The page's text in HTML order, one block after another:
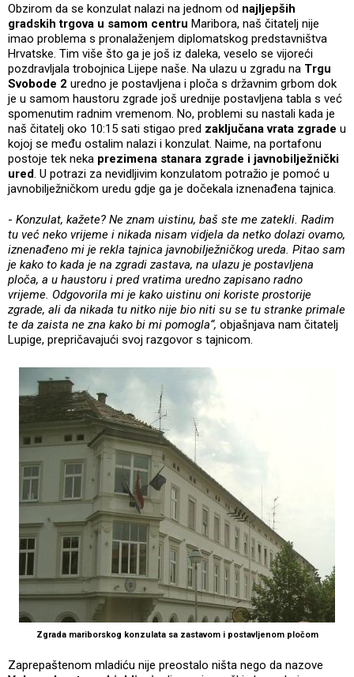
Obzirom da se konzulat nalazi na jednom od najljepših
gradskih trgova u samom centru Maribora, naš čitatelj nije
imao problema s pronalaženjem diplomatskog predstavništva
Hrvatske. Tim više što ga je još iz daleka, veselo se vijoreći
pozdravljala trobojnica Lijepe naše. Na ulazu u zgradu na Trgu
Svobode 2 uredno je postavljena i ploča s državnim grbom dok
je u samom haustoru zgrade još urednije postavljena tabla s već
spomenutim radnim vremenom. No, problemi su nastali kada je
naš čitatelj oko 10:15 sati stigao pred zaključana vrata zgrade u
kojoj se među ostalim nalazi i konzulat. Naime, na portafonu
postoje tek neka prezimena stanara zgrade i javnobilježnički
ured. U potrazi za nevidljivim konzulatom potražio je pomoć u
javnobilježničkom uredu gdje ga je dočekala iznenađena tajnica.
- Konzulat, kažete? Ne znam uistinu, baš ste me zatekli. Radim
tu već neko vrijeme i nikada nisam vidjela da netko dolazi ovamo,
iznenađeno mi je rekla tajnica javnobilježničkog ureda. Pitao sam
je kako to kada je na zgradi zastava, na ulazu je postavljena
ploča, a u haustoru i pred vratima uredno zapisano radno
vrijeme. Odgovorila mi je kako uistinu oni koriste prostorije
zgrade, ali da nikada tu nitko nije bio niti su se tu stranke primale
te da zaista ne zna kako bi mi pomogla“, objašnjava nam čitatelj
Lupige, prepričavajući svoj razgovor s tajnicom.
Zgrada mariborskog konzulata sa zastavom i postavljenom pločom
Zaprepaštenom mladiću nije preostalo ništa nego da nazove